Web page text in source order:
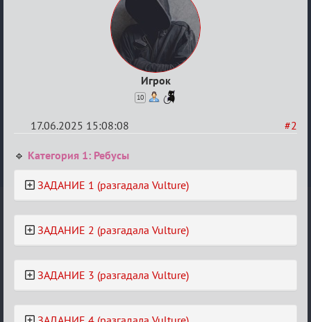
Игрок
10
#2
17.06.2025 15:08:08
Re:
"Сумеречные
загадки"
Ars
Goetia
🔹 Категория 1: Ребусы
ЗАДАНИЕ 1 (разгадала Vulture)
ЗАДАНИЕ 2 (разгадала Vulture)
ЗАДАНИЕ 3 (разгадала Vulture)